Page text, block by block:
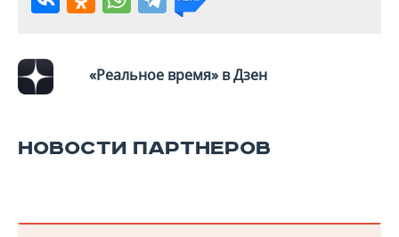
«Реальное время» в Дзен
НОВОСТИ ПАРТНЕРОВ